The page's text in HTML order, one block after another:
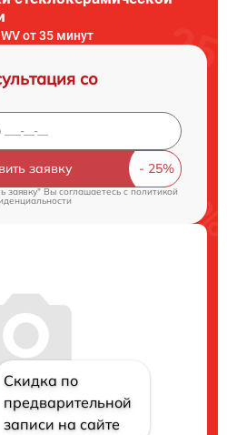
от 35 минут
со
заявку
заявку" Вы соглашаетесь cполитикой
Скидка по
предварительной
записи на сайте